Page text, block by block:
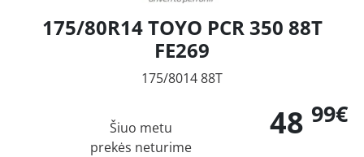
175/80R14 TOYO PCR 350 88T
FE269
175/8014 88T
48 99€
Šiuo metu
prekės neturime